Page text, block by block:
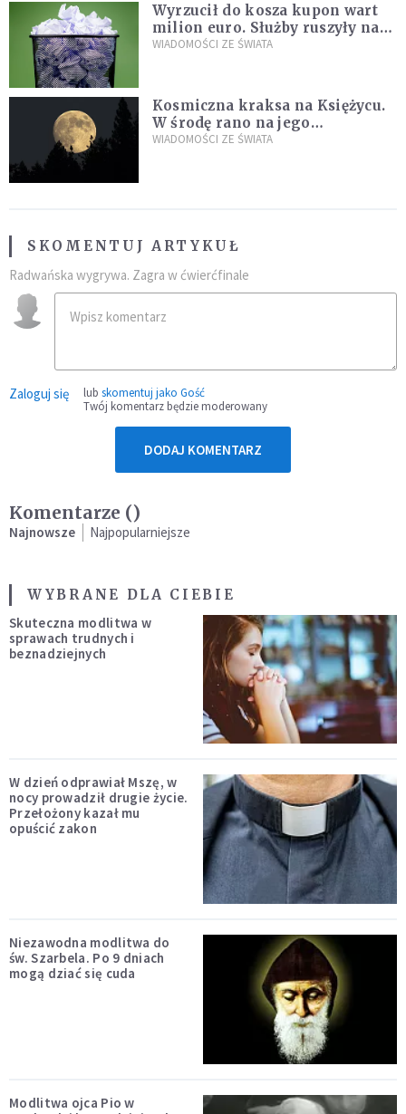
Wyrzucił do kosza kupon wart
milion euro. Służby ruszyły na
poszukiwania
WIADOMOŚCI ZE ŚWIATA
Kosmiczna kraksa na Księżycu.
W środę rano na jego
powierzchni dojdzie do
WIADOMOŚCI ZE ŚWIATA
SKOMENTUJ ARTYKUŁ
Radwańska wygrywa. Zagra w ćwierćfinale
Zaloguj się lub skomentuj jako Gość
Twój komentarz będzie moderowany
DODAJ KOMENTARZ
Komentarze ()
Najnowsze Najpopularniejsze
WYBRANE DLA CIEBIE
Skuteczna modlitwa w
sprawach trudnych i
beznadziejnych
W dzień odprawiał Mszę, w
nocy prowadził drugie życie.
Przełożony kazał mu
opuścić zakon
Niezawodna modlitwa do
św. Szarbela. Po 9 dniach
mogą dziać się cuda
Modlitwa ojca Pio w